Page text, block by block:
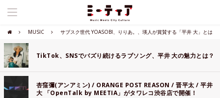
MUSIC サブスク世代 YOASOBI、りりあ。、瑛人が賞賛する「平井 大」とは
TikTok、SNSでバズり続けるラブソング、平井 大の魅力とは？
杏窪彌(アンアミン) / ORANGE POST REASON / 晋平太 / 平井
大 「OpenTalk by MEETIA」がタワレコ渋谷店で開催！